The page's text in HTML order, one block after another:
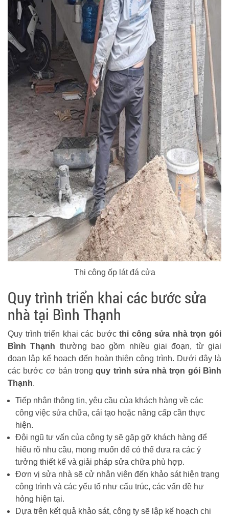
Thi công ốp lát đá cửa
Quy trình triển khai các bước sửa
nhà tại Bình Thạnh
Quy trình triển khai các bướcthi công sửa nhà trọn gói
Bình Thạnh thường bao gồm nhiều giai đoạn, từ giai
đoạn lập kế hoạch đến hoàn thiện công trình. Dưới đây là
các bước cơ bản trongquy trình sửa nhà trọn gói Bình
Thạnh.
Tiếp nhận thông tin, yêu cầu của khách hàng về các
công việc sửa chữa, cải tạo hoặc nâng cấp cần thực
hiện.
Đội ngũ tư vấn của công ty sẽ gặp gỡ khách hàng để
hiểu rõ nhu cầu, mong muốn để có thể đưa ra các ý
tưởng thiết kế và giải pháp sửa chữa phù hợp.
Đơn vị sửa nhà sẽ cử nhân viên đến khảo sát hiện trạng
công trình và các yếu tố như cấu trúc, các vấn đề hư
hỏng hiện tại.
Dựa trên kết quả khảo sát, công ty sẽ lập kế hoạch chi